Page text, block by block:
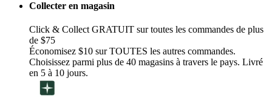
Collecter en magasin
Click & Collect GRATUIT sur toutes les commandes de plus
de $75
Économisez $10 sur TOUTES les autres commandes.
Choisissez parmi plus de 40 magasins à travers le pays. Livré
en 5 à 10 jours.